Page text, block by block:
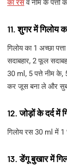
का रसव नीम के पत्तो
11. शुगर में गिलोय
गिलोय का 1 अच्छा
सदाबहार, 2 फूल
30 ml, 5 पत्ते नीम के,
कर जूस बना ले और
12. जोड़ों के दर्द में
गिलोय रस 30 ml में
13. डेंगू बुखार में